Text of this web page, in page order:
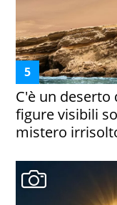
C'è un
figure visibili
mistero